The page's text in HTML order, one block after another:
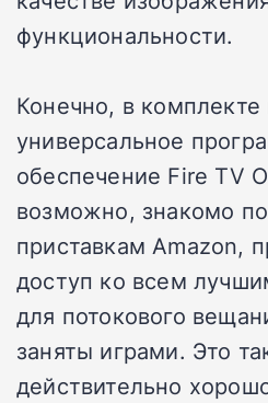
функциональности.
Конечно, в
универсальное
обеспечение Fire TV
возможно, знакомо
приставкам Amazon,
доступ ко всем
для потокового
заняты играми. Это
действительно